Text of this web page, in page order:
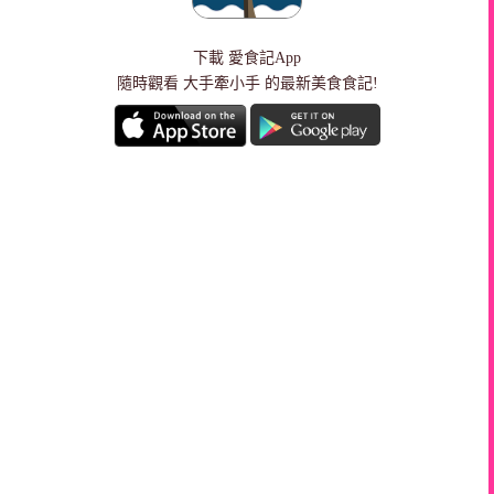
下載 愛食記App
隨時觀看 大手牽小手 的最新美食食記!